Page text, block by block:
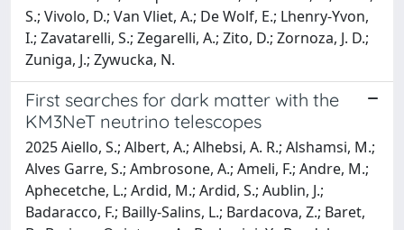
S.; Vivolo, D.; Van Vliet, A.; De Wolf, E.; Lhenry-Yvon,
I.; Zavatarelli, S.; Zegarelli, A.; Zito, D.; Zornoza, J. D.;
Zuniga, J.; Zywucka, N.
First searches for dark matter with the
KM3NeT neutrino telescopes
2025 Aiello, S.; Albert, A.; Alhebsi, A. R.; Alshamsi, M.;
Alves Garre, S.; Ambrosone, A.; Ameli, F.; Andre, M.;
Aphecetche, L.; Ardid, M.; Ardid, S.; Aublin, J.;
Badaracco, F.; Bailly-Salins, L.; Bardacova, Z.; Baret,